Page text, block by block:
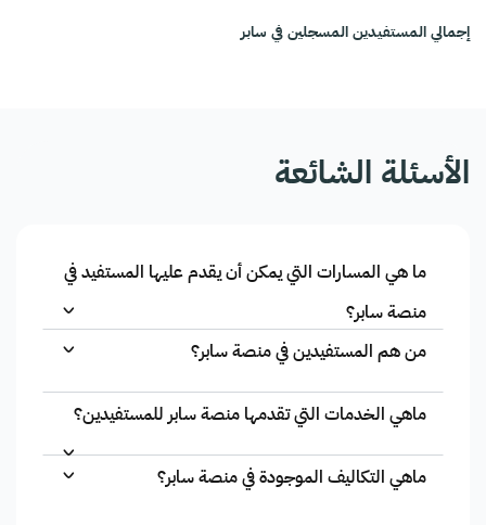
إجمالي المستفيدين المسجلين في سابر
الأسئلة الشائعة
ما هي المسارات التي يمكن أن يقدم عليها المستفيد في
منصة سابر؟
من هم المستفيدين في منصة سابر؟
ماهي الخدمات التي تقدمها منصة سابر للمستفيدين؟
ماهي التكاليف الموجودة في منصة سابر؟